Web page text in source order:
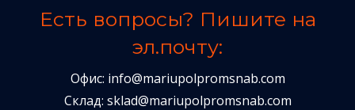
Есть вопросы? Пишите на
эл.почту:
Офис: info@mariupolpromsnab.com
Склад: sklad@mariupolpromsnab.com